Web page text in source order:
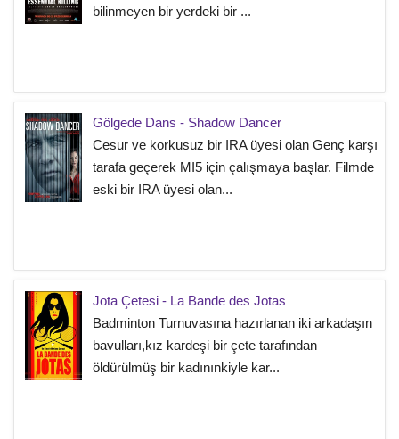
bilinmeyen bir yerdeki bir ...
Gölgede Dans - Shadow Dancer
Cesur ve korkusuz bir IRA üyesi olan Genç karşı
tarafa geçerek MI5 için çalışmaya başlar. Filmde
eski bir IRA üyesi olan...
Jota Çetesi - La Bande des Jotas
Badminton Turnuvasına hazırlanan iki arkadaşın
bavulları,kız kardeşi bir çete tarafından
öldürülmüş bir kadınınkiyle kar...